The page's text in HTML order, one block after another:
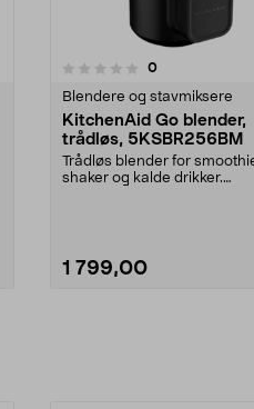
0anmeldelser
Blendere og stavmiksere
KitchenAid Go blender,
trådløs, 5KSBR256BM
Trådløs blender for
shaker og kalde drikker.
1 799,00